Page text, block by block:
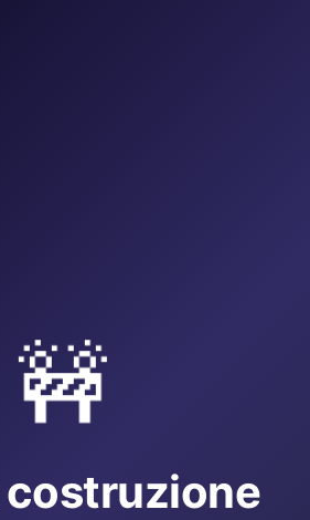
🚧
costruzione